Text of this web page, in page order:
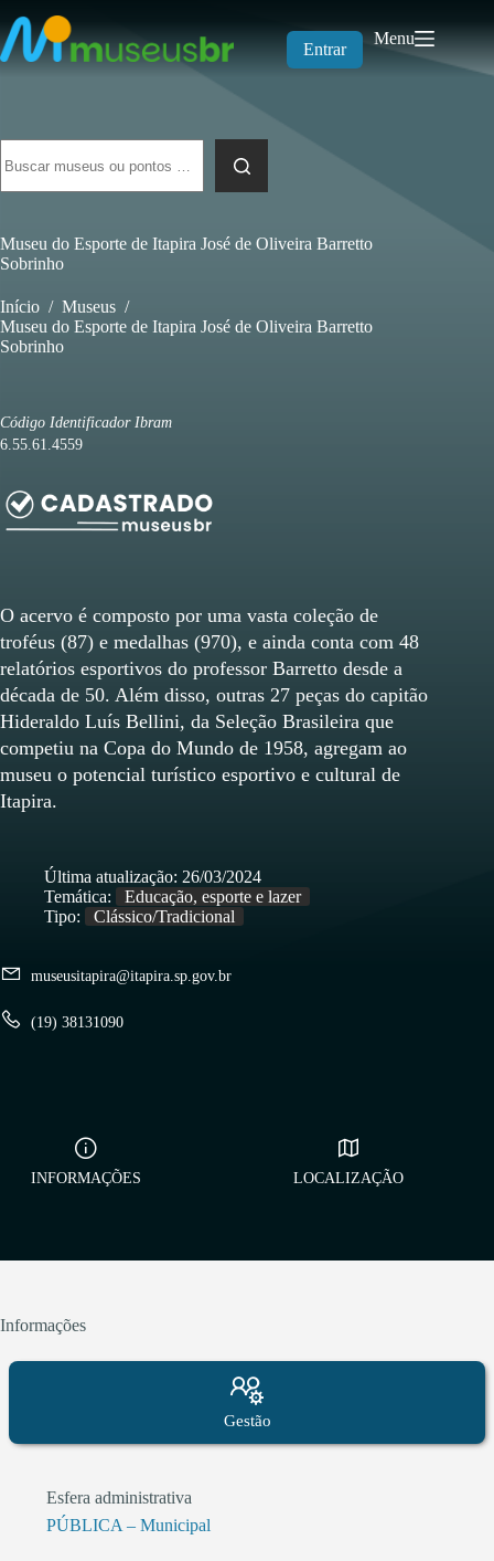
para
o
conteúdo
Entrar
Menu
resultados
Museu do Esporte de Itapira José de Oliveira Barretto
Sobrinho
Início / Museus /
Museu do Esporte de Itapira José de Oliveira Barretto
Sobrinho
Código Identificador Ibram
6.55.61.4559
museusitapira@itapira.sp.gov.br
(19) 38131090
O acervo é composto por uma vasta coleção de
troféus (87) e medalhas (970), e ainda conta com 48
relatórios esportivos do professor Barretto desde a
década de 50. Além disso, outras 27 peças do capitão
Hideraldo Luís Bellini, da Seleção Brasileira que
competiu na Copa do Mundo de 1958, agregam ao
museu o potencial turístico esportivo e cultural de
Itapira.
Última atualização: 26/03/2024
Temática:
Educação, esporte e lazer
Tipo:
Clássico/Tradicional
INFORMAÇÕES LOCALIZAÇÃO
Informações
Gestão
Esfera administrativa
PÚBLICA – Municipal